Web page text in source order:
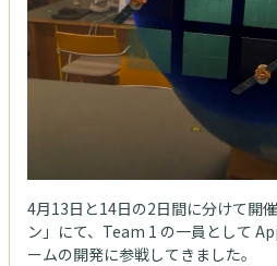
4月13日と14日の2日間に分けて開
ン」にて、Team 1 の一員として
ームの開発に参戦してきました。